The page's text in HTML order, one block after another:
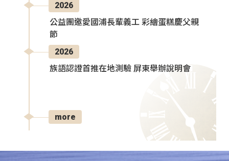
2026
公益團邀愛國浦長輩義工 彩繪蛋糕慶父親
節
2026
族語認證首推在地測驗 屏東舉辦說明會
more